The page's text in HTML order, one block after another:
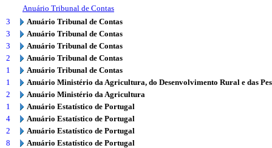
Anuário Tribunal de Contas
3
Anuário Tribunal de Contas
3
Anuário Tribunal de Contas
3
Anuário Tribunal de Contas
2
Anuário Tribunal de Contas
1
Anuário Tribunal de Contas
1
Anuário Ministério da Agricultura, do Desenvolvimento Rural e das
2
Anuário Ministério da Agricultura
1
Anuário Estatístico de Portugal
4
Anuário Estatístico de Portugal
2
Anuário Estatístico de Portugal
8
Anuário Estatístico de Portugal